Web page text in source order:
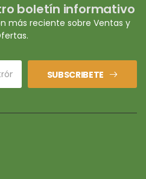
boletín informativo
más reciente sobre Ventas y
SUBSCRIBETE